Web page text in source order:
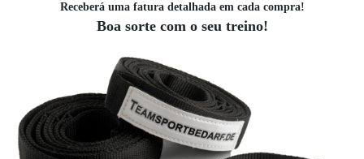
Receberá uma fatura detalhada em cada compra!
Boa sorte com o seu treino!